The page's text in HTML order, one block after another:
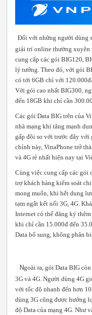
Đối với những người dùng
giải trí online thường xuyên
cung cấp các gói BIG120,
lý tưởng. Theo đó, với gói
có tới 6GB chỉ với
Với gói cao nhất BIG300,
đến 18GB khi chỉ cần
Các gói Data BIG trên của
nhà mạng khi tăng mạnh
gấp đôi so với trước đây với
chỉnh này, VinaPhone trở
và 4G rẻ nhất hiện nay tại
Cùng việc cung cấp các gói
trợ khách hàng kiểm soát
mong muốn, khi hết dung
tạm ngắt kết nối 3G, 4G.
Internet có thể đăng ký
khi chỉ cần 15.000đ đến
Data bổ sung, không phân
Ngoài ra, gói Data BIG
3G và 4G. Người dùng 4G
với tốc độ nhanh đến hơn
dùng 3G cũng được hưởng
độ Data của mạng 4G. Như